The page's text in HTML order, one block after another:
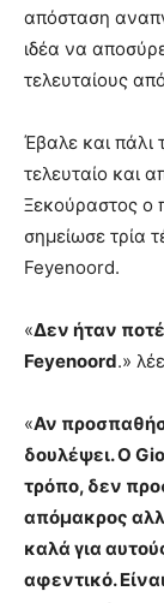
απόσταση
ιδέα να
τελευταίους
Έβαλε και πάλι
τελευταίο και
Ξεκούραστος ο
σημείωσε τρία
Feyenoord.
«Δεν ήταν
Feyenoord.»
«Αν
δουλέψει. Ο
τρόπο, δεν
απόμακρος
καλά για
αφεντικό.